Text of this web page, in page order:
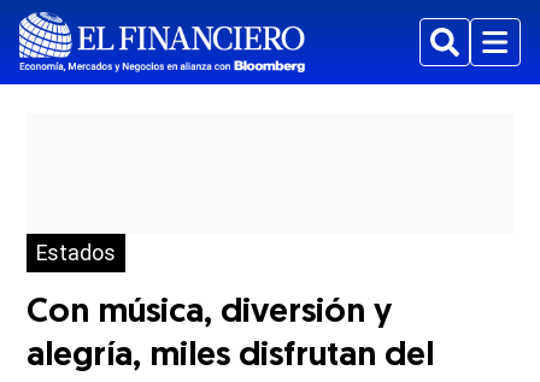
BuscarMenu
Estados
Con música, diversión y
alegría, miles disfrutan del